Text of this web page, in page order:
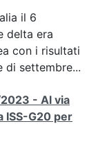
il 6
delta era
con i risultati
di settembre...
- Al via
ISS-G20 per